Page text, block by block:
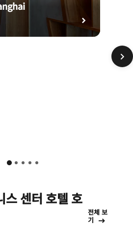
스 센터 호텔 호
전체 보
기